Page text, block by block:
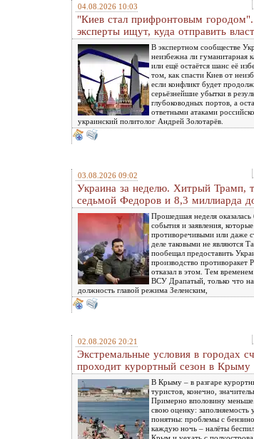
04.08.2026 10:03
"Киев стал прифронтовым
эксперты ищут, куда отправить
В экспертном сообществе
неизбежна ли гуманитарная
или ещё остаётся шанс её
том, как спасти Киев от
если конфликт будет
серьёзнейшие убытки в
глубоководных портов, а
ответными атаками
украинский политолог Андрей Золотарёв.
03.08.2026 09:02
Украина за неделю. Хитрый Трамп,
седьмой Федоров и 8,3 миллиарда
Прошедшая неделя
события и заявления,
противоречивыми или даже
деле таковыми не являются
пообещал предоставить
производство противоракет
отказал в этом. Тем
ВСУ Драпатый, только что
должность главой режима Зеленским,
02.08.2026 20:21
Экстремальные условия в городах
проходит курортный сезон в Крыму
В Крыму – в разгаре
туристов, конечно,
Примерно вполовину
свою оценку:
понятны: проблемы с
каждую ночь – налёты